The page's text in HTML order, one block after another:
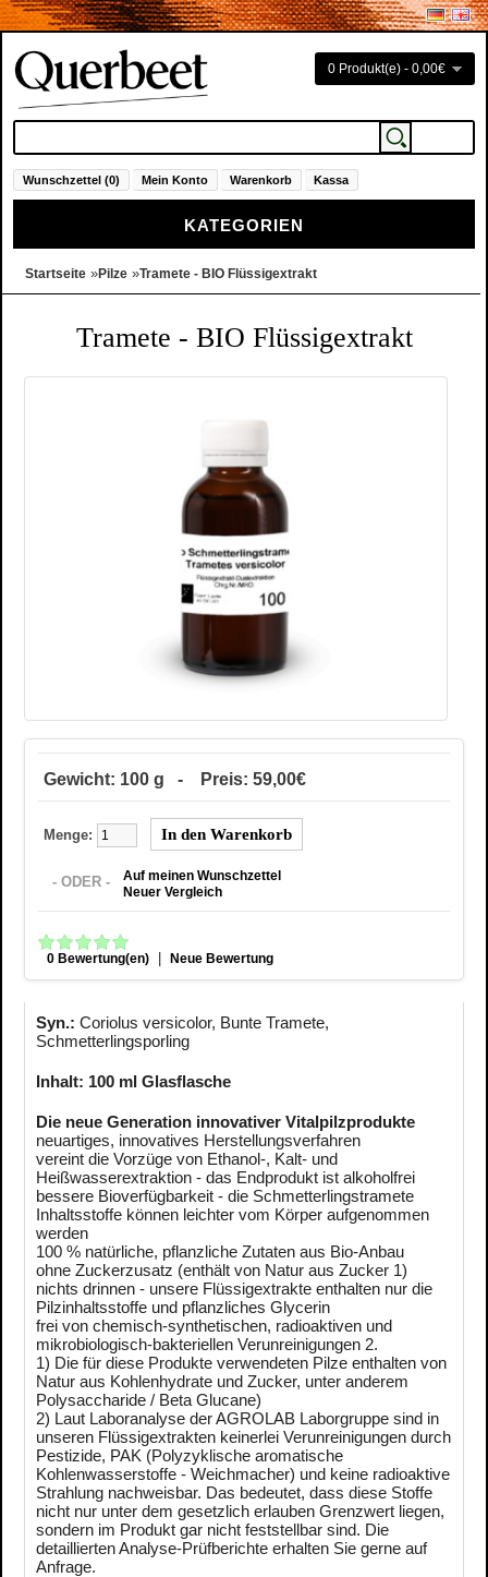
0 Produkt(e) - 0,00€
Wunschzettel (0) Mein Konto Warenkorb Kassa
KATEGORIEN
Startseite »Pilze »Tramete - BIO Flüssigextrakt
Tramete - BIO Flüssigextrakt
Gewicht: 100 g - Preis: 59,00€
Menge:
- ODER -
Auf meinen Wunschzettel
Neuer Vergleich
0 Bewertung(en) | Neue Bewertung
Syn.: Coriolus versicolor, Bunte Tramete,
Schmetterlingsporling
Inhalt: 100 ml Glasflasche
Die neue Generation innovativer Vitalpilzprodukte
neuartiges, innovatives Herstellungsverfahren
vereint die Vorzüge von Ethanol-, Kalt- und
Heißwasserextraktion - das Endprodukt ist alkoholfrei
bessere Bioverfügbarkeit - die Schmetterlingstramete
Inhaltsstoffe können leichter vom Körper aufgenommen
werden
100 % natürliche, pflanzliche Zutaten aus Bio-Anbau
ohne Zuckerzusatz (enthält von Natur aus Zucker 1)
nichts drinnen - unsere Flüssigextrakte enthalten nur die
Pilzinhaltsstoffe und pflanzliches Glycerin
frei von chemisch-synthetischen, radioaktiven und
mikrobiologisch-bakteriellen Verunreinigungen 2.
1) Die für diese Produkte verwendeten Pilze enthalten von
Natur aus Kohlenhydrate und Zucker, unter anderem
Polysaccharide / Beta Glucane)
2) Laut Laboranalyse der AGROLAB Laborgruppe sind in
unseren Flüssigextrakten keinerlei Verunreinigungen durch
Pestizide, PAK (Polyzyklische aromatische
Kohlenwasserstoffe - Weichmacher) und keine radioaktive
Strahlung nachweisbar. Das bedeutet, dass diese Stoffe
nicht nur unter dem gesetzlich erlauben Grenzwert liegen,
sondern im Produkt gar nicht feststellbar sind. Die
detaillierten Analyse-Prüfberichte erhalten Sie gerne auf
Anfrage.